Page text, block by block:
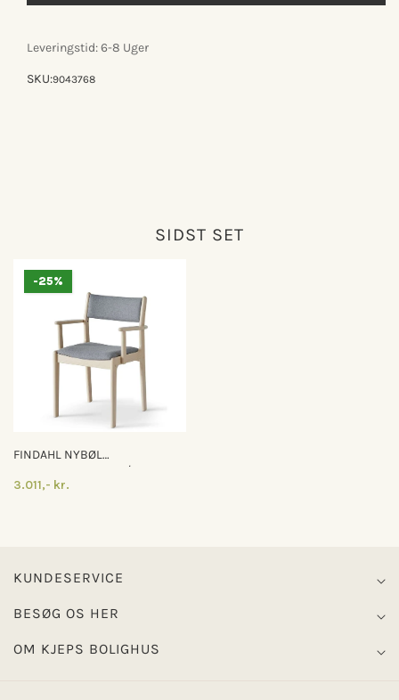
spisebordsstolspisebordsstol
Leveringstid: 6-8 Uger
SKU:9043768
SIDST SET
-25%
FINDAHL NYBØL
SPISEBORDSSTOL M/ARMLÆN
3.011,- kr.
KUNDESERVICE
BESØG OS HER
OM KJEPS BOLIGHUS